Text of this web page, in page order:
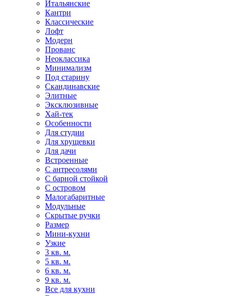
Итальянские
Кантри
Классические
Лофт
Модерн
Прованс
Неоклассика
Минимализм
Под старину
Скандинавские
Элитные
Эксклюзивные
Хай-тек
Особенности
Для студии
Для хрущевки
Для дачи
Встроенные
С антресолями
С барной стойкой
С островом
Малогабаритные
Модульные
Скрытые ручки
Размер
Мини-кухни
Узкие
3 кв. м.
5 кв. м.
6 кв. м.
9 кв. м.
Все для кухни